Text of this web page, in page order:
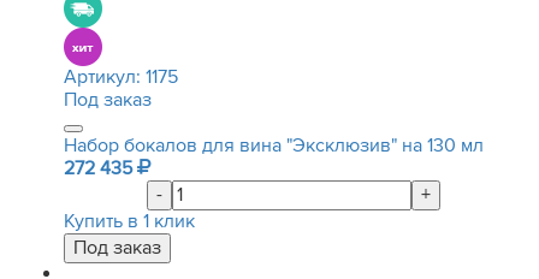
Артикул: 1175
Под заказ
Набор бокалов для вина "Эксклюзив" на 130 мл
272 435
-
+
Купить в 1 клик